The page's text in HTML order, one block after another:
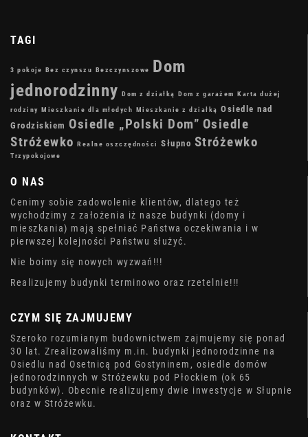
TAGI
3 pokoje Bez czynszu Bezczynszowe
Dom
jednorodzinny Dom z działką Dom z garażem Karta dużej
rodziny Mieszkanie dla młodych Mieszkanie z działką Osiedle nad
Grodziskiem Osiedle „Polski Dom” Osiedle
Stróżewko Realne oszczędności Słupno Stróżewko
Trzypokojowe
O NAS
Cenimy sobie zadowolenie klientów, dlatego też
wychodzimy z założenia iż nasze budynki (domy i
mieszkania) mają spełniać Państwa oczekiwania i w
pierwszej kolejności Państwu służyć.
Nie boimy się nowych wyzwań!!!
Realizujemy budynki terminowo oraz rzetelnie!!!
CZYM SIĘ ZAJMUJEMY
Szeroko rozumianym budownictwem zajmujemy się ponad
30 lat. Zrealizowaliśmy m.in. budynki jednorodzinne na
Osiedlu nad Osetnicą pod Gostyninem, osiedle domów
jednorodzinnych w Stróżewku pod Płockiem (ok 65
budynków). Obecnie realizujemy dwie inwestycje w Słupnie
oraz w Stróżewku.